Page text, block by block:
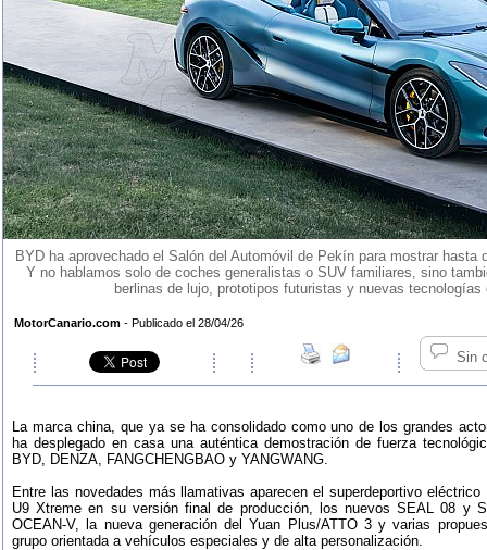
BYD ha aprovechado el Salón del Automóvil de Pekín para mostrar
Y no hablamos solo de coches generalistas o SUV familiares, sino
berlinas de lujo, prototipos futuristas y nuevas
MotorCanario.com - Publicado el 28/04/26
Sin
La marca china, que ya se ha consolidado como uno de los grandes
ha desplegado en casa una auténtica demostración de fuerza
BYD, DENZA, FANGCHENGBAO y YANGWANG.
Entre las novedades más llamativas aparecen el superdeportivo
U9 Xtreme en su versión final de producción, los nuevos SEAL 08 y
OCEAN-V, la nueva generación del Yuan Plus/ATTO 3 y varias
grupo orientada a vehículos especiales y de alta personalización.